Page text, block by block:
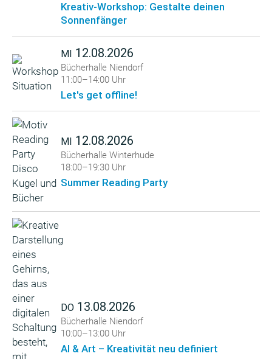
Kreativ-Workshop: Gestalte deinen
Sonnenfänger
MI 12.08.2026
Bücherhalle Niendorf
11:00–14:00 Uhr
Let's get offline!
MI 12.08.2026
Bücherhalle Winterhude
18:00–19:30 Uhr
Summer Reading Party
DO 13.08.2026
Bücherhalle Niendorf
10:00–13:00 Uhr
AI & Art – Kreativität neu definiert